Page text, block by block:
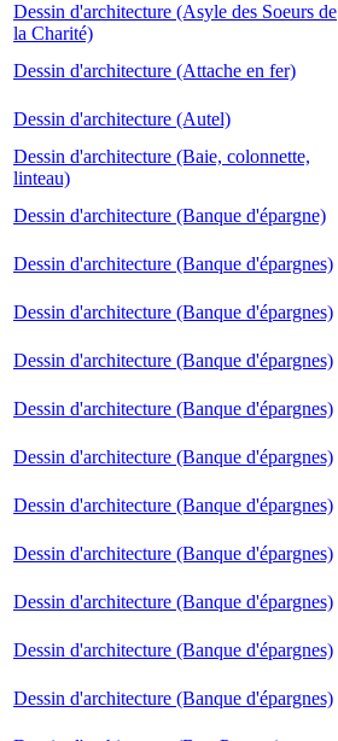
Dessin d'architecture (Asyle des Soeurs de
la Charité)
Dessin d'architecture (Attache en fer)
Dessin d'architecture (Autel)
Dessin d'architecture (Baie, colonnette,
linteau)
Dessin d'architecture (Banque d'épargne)
Dessin d'architecture (Banque d'épargnes)
Dessin d'architecture (Banque d'épargnes)
Dessin d'architecture (Banque d'épargnes)
Dessin d'architecture (Banque d'épargnes)
Dessin d'architecture (Banque d'épargnes)
Dessin d'architecture (Banque d'épargnes)
Dessin d'architecture (Banque d'épargnes)
Dessin d'architecture (Banque d'épargnes)
Dessin d'architecture (Banque d'épargnes)
Dessin d'architecture (Banque d'épargnes)